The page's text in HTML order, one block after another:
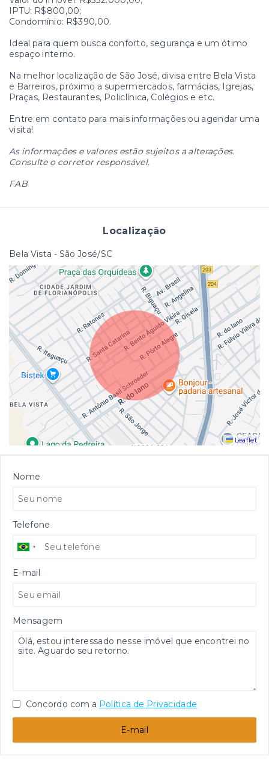
IPTU: R$800,00;
Condomínio: R$390,00.
Ideal para quem busca conforto, segurança e um ótimo
espaço interno.
Na melhor localização de São José, divisa entre Bela Vista
e Barreiros, próximo a supermercados, farmácias, Igrejas,
Praças, Restaurantes, Policlínica, Colégios e etc.
Entre em contato para mais informações ou agendar uma
visita!
As informações e valores estão sujeitos a alterações.
Consulte o corretor responsável.
FAB
Localização
Bela Vista - São José/SC
Leaflet
Nome
Telefone
E-mail
Mensagem
Concordo com a Política de Privacidade
E-mail